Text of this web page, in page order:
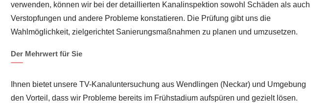
verwenden, können wir bei der detaillierten Kanalinspektion sowohl Schäden als auch
Verstopfungen und andere Probleme konstatieren. Die Prüfung gibt uns die
Wahlmöglichkeit, zielgerichtet Sanierungsmaßnahmen zu planen und umzusetzen.
Der Mehrwert für Sie
Ihnen bietet unsere TV-Kanaluntersuchung aus Wendlingen (Neckar) und Umgebung
den Vorteil, dass wir Probleme bereits im Frühstadium aufspüren und gezielt lösen.